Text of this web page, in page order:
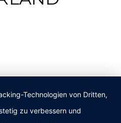
Technologien von Dritten,
zu verbessern und